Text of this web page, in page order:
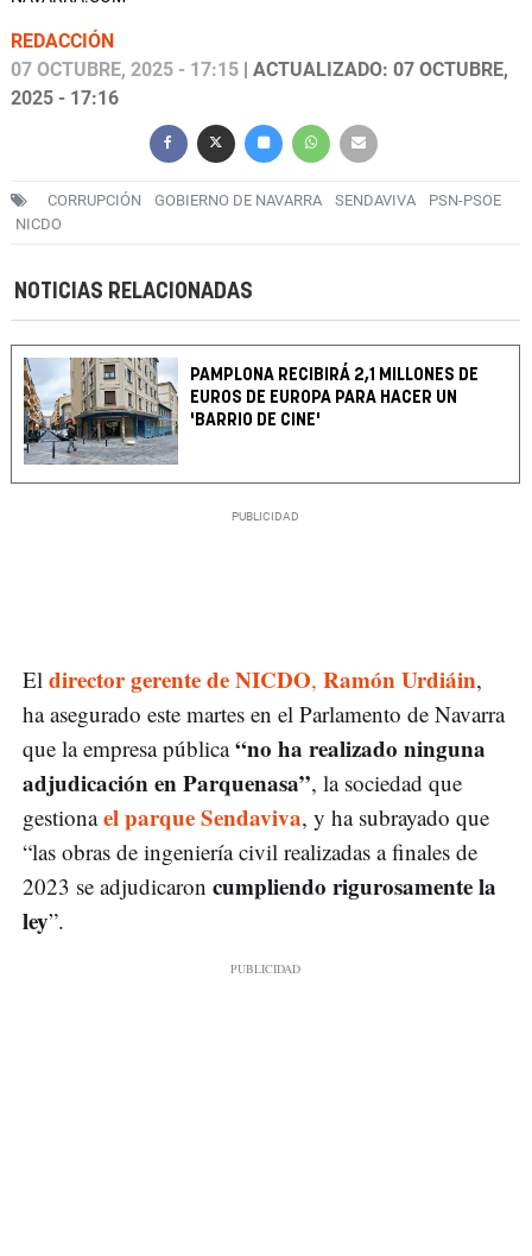
REDACCIÓN
07 OCTUBRE, 2025 - 17:15 | ACTUALIZADO: 07 OCTUBRE,
2025 - 17:16
CORRUPCIÓN GOBIERNO DE NAVARRA SENDAVIVA
PSN-PSOE
NICDO
NOTICIAS RELACIONADAS
PAMPLONA RECIBIRÁ 2,1 MILLONES DE
EUROS DE EUROPA PARA HACER UN
'BARRIO DE CINE'
El director gerente de NICDO, Ramón Urdiáin,
ha asegurado este martes en el Parlamento de Navarra
que la empresa pública“no ha realizado ninguna
adjudicación en Parquenasa”, la sociedad que
gestionael parque Sendaviva, y ha subrayado que
“las obras de ingeniería civil realizadas a finales de
2023 se adjudicaron cumpliendo rigurosamente la
ley”.